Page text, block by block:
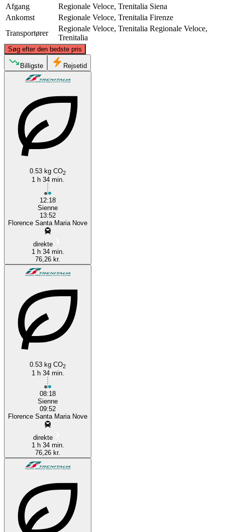
Afgang
Regionale Veloce, Trenitalia Siena
Ankomst
Regionale Veloce, Trenitalia Firenze
Transportører
Regionale Veloce, Trenitalia Regionale Veloce,
Trenitalia
Søg efter den bedste pris
Billigste Rejsetid
0.53 kg CO2
1 h 34 min.
12:18
Sienne
13:52
Florence Santa Maria Nove
direkte
1 h 34 min.
76,26 kr.
0.53 kg CO2
1 h 34 min.
08:18
Sienne
09:52
Florence Santa Maria Nove
direkte
1 h 34 min.
76,26 kr.